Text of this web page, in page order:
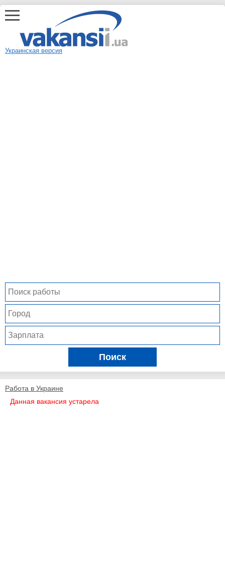
Украинская версия
Поиск
Работа в Украине
Данная вакансия устарела